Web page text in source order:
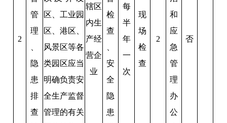
2
管
理
隐
患
排
查
区、工业园
区、港区、
风景区等各
类园区应当
明确负责安
全生产监督
管理的有关
辖区
内生
产经
营企
业
检
查
安
全
隐
患
每
半
年
一
次
现
场
检
查
2
和
应
急
管
理
办
公
否